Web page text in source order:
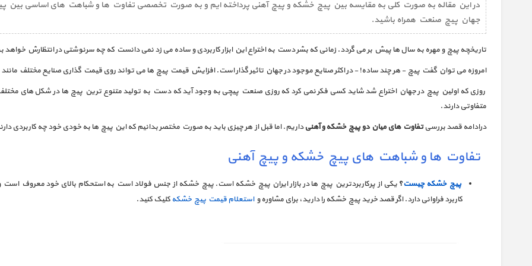
در این مقاله به صورت کلی به مقایسه بین پیچ خشکه و پیچ آهنی پرداخته ایم و به صورت تخصصی تفاوت ها و شباهت های اساسی بین
جهان پیچ صنعت همراه باشید.
تاریخچه پیچ و مهره به سال ها پیش بر می گردد. زمانی که بشر دست به اختراع این ابزار کاربردی و ساده می زد نمی دانست که چه سرنوشتی در انتظارش خواهد
امروزه می توان گفت پیچ - هر چند ساده! - در اکثر صنایع موجود در جهان تاثیر گذار است. افزایش قیمت پیچ ها می تواند روی قیمت گذاری صنایع مختلف مانند
روزی که اولین پیچ در جهان اختراع شد شاید کسی فکر نمی کرد که روزی صنعت پیچی به وجود آید که دست به تولید متنوع ترین پیچ ها در شکل های
متفاوتی دارند.
درادامه قصد بررسیتفاوت های میان دو پیچ خشکه و آهنیداریم. اما قبل از هر چیزی باید به صورت مختصر بدانیم که این پیچ ها به خودی خود چه کاربردی
تفاوت ها و شباهت های پیچ خشکه و پیچ آهنی
پیچ خشکه چیست؟ یکی از پرکاربردترین پیچ ها در بازار ایران پیچ خشکه است. پیچ خشکه از جنس فولاد است به استحکام بالای خود
کاربرد فراوانی دارد. اگر قصد خرید پیچ خشکه را دارید، برای مشاوره واستعلام قیمت پیچ خشکه کلیک کنید.